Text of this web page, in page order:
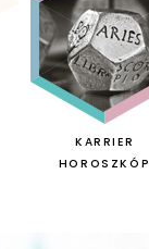
KARRIER
HOROSZKÓP